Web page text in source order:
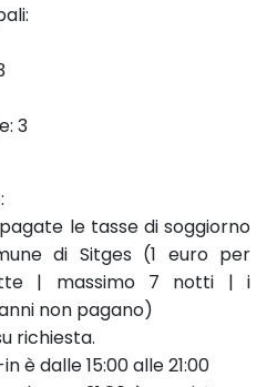
3
le tasse di soggiorno
di Sitges (1 euro per
| massimo 7 notti | i
non pagano)
richiesta.
è dalle 15:00 alle 21:00